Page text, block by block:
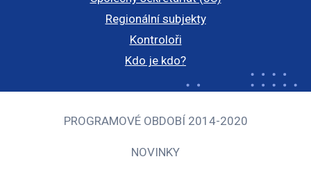
Regionální subjekty
Kontroloři
Kdo je kdo?
PROGRAMOVÉ OBDOBÍ 2014-2020
NOVINKY